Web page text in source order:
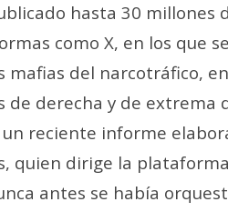
hasta 30 millones
como X, en los que
mafias del narcotráfico,
de derecha y de extrema
un reciente informe
quien dirige la
antes se había